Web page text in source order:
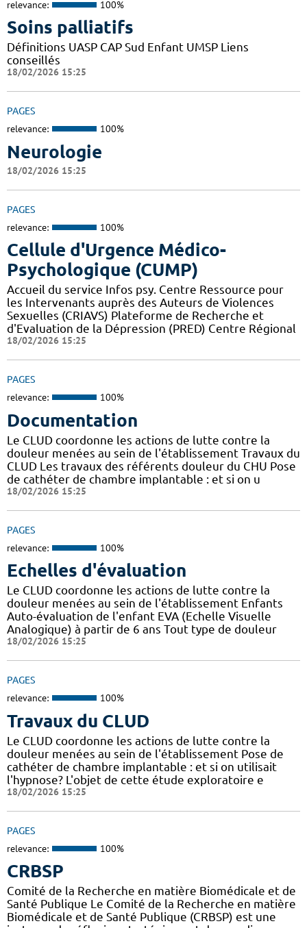
relevance: 100%
Soins palliatifs
Définitions UASP CAP Sud Enfant UMSP Liens
conseillés
18/02/2026 15:25
PAGES
relevance: 100%
Neurologie
18/02/2026 15:25
PAGES
relevance: 100%
Cellule d'Urgence Médico-
Psychologique (CUMP)
Accueil du service Infos psy. Centre Ressource pour
les Intervenants auprès des Auteurs de Violences
Sexuelles (CRIAVS) Plateforme de Recherche et
d'Evaluation de la Dépression (PRED) Centre Régional
18/02/2026 15:25
PAGES
relevance: 100%
Documentation
Le CLUD coordonne les actions de lutte contre la
douleur menées au sein de l'établissement Travaux du
CLUD Les travaux des référents douleur du CHU Pose
de cathéter de chambre implantable : et si on u
18/02/2026 15:25
PAGES
relevance: 100%
Echelles d'évaluation
Le CLUD coordonne les actions de lutte contre la
douleur menées au sein de l'établissement Enfants
Auto-évaluation de l'enfant EVA (Echelle Visuelle
Analogique) à partir de 6 ans Tout type de douleur
18/02/2026 15:25
PAGES
relevance: 100%
Travaux du CLUD
Le CLUD coordonne les actions de lutte contre la
douleur menées au sein de l'établissement Pose de
cathéter de chambre implantable : et si on utilisait
l'hypnose? L'objet de cette étude exploratoire e
18/02/2026 15:25
PAGES
relevance: 100%
CRBSP
Comité de la Recherche en matière Biomédicale et de
Santé Publique Le Comité de la Recherche en matière
Biomédicale et de Santé Publique (CRBSP) est une